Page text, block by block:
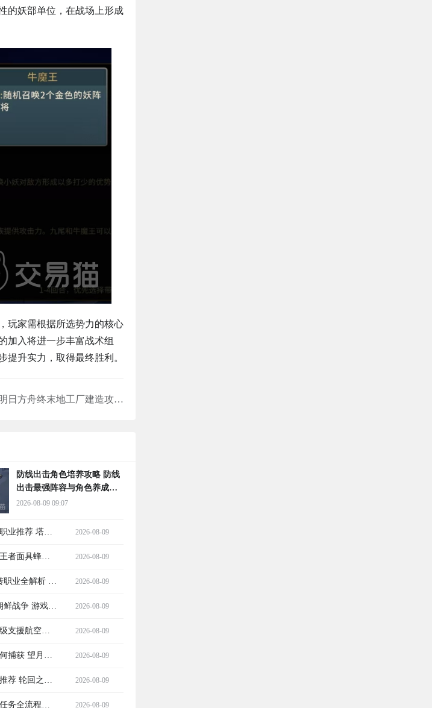
的妖部单位，在战场上形成
玩家需根据所选势力的核心
加入将进一步丰富战术组
升实力，取得最终胜利。
明日方舟终末地工厂建造攻略 明日方舟终末地高效建筑布局与资源规划指南
防线出击角色培养攻略 防线
出击最强阵容与角色养成指
南
2026-08-09 09:07
业推荐 塔尔
性价比职业
2026-08-09
者面具蜂玩
枪战王者面
进阶心得
2026-08-09
业全解析 仙
进阶路线与
2026-08-09
战争 游戏发
定价对比
2026-08-09
支援航空母
天枢级航母
分析
2026-08-09
捕获 望月火
推荐地点汇
2026-08-09
荐 轮回之兽
案
2026-08-09
务全流程攻 2026-08-09